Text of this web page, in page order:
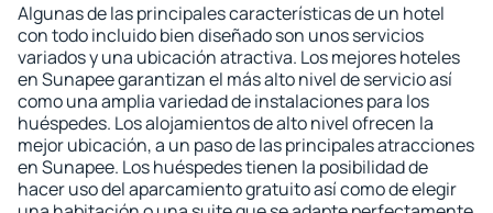
Algunas de las principales características de un hotel
con todo incluido bien diseñado son unos servicios
variados y una ubicación atractiva. Los mejores hoteles
en Sunapee garantizan el más alto nivel de servicio así
como una amplia variedad de instalaciones para los
huéspedes. Los alojamientos de alto nivel ofrecen la
mejor ubicación, a un paso de las principales atracciones
en Sunapee. Los huéspedes tienen la posibilidad de
hacer uso del aparcamiento gratuito así como de elegir